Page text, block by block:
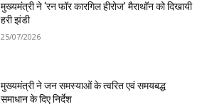
मुख्यमंत्री ने ‘रन फॉर कारगिल हीरोज’ मैराथॉन को दिखायी
हरी झंडी
25/07/2026
मुख्यमंत्री ने जन समस्याओं के त्वरित एवं समयबद्ध
समाधान के दिए निर्देश